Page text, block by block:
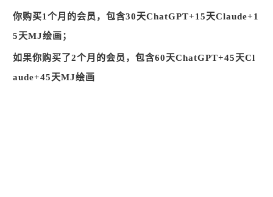
你购买1个月的会员，包含30天ChatGPT+15天Claude+1
5天MJ绘画；
如果你购买了2个月的会员，包含60天ChatGPT+45天Cl
aude+45天MJ绘画